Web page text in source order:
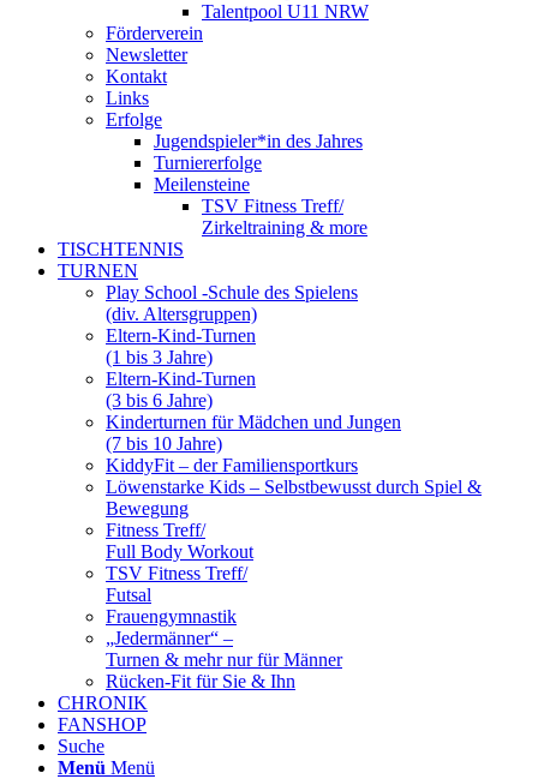
Talentpool U11 NRW
Förderverein
Newsletter
Kontakt
Links
Erfolge
Jugendspieler*in des Jahres
Turniererfolge
Meilensteine
TSV Fitness Treff/
Zirkeltraining & more
TISCHTENNIS
TURNEN
Play School -Schule des Spielens
(div. Altersgruppen)
Eltern-Kind-Turnen
(1 bis 3 Jahre)
Eltern-Kind-Turnen
(3 bis 6 Jahre)
Kinderturnen für Mädchen und Jungen
(7 bis 10 Jahre)
KiddyFit – der Familiensportkurs
Löwenstarke Kids – Selbstbewusst durch Spiel &
Bewegung
Fitness Treff/
Full Body Workout
TSV Fitness Treff/
Futsal
Frauengymnastik
„Jedermänner“ –
Turnen & mehr nur für Männer
Rücken-Fit für Sie & Ihn
CHRONIK
FANSHOP
Suche
Menü Menü